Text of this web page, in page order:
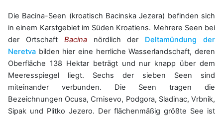
Die Bacina-Seen (kroatisch Bacinska Jezera) befinden sich
in einem Karstgebiet im Süden Kroatiens. Mehrere Seen bei
der Ortschaft Bacinanördlich der Deltamündung der
Neretva bilden hier eine herrliche Wasserlandschaft, deren
Oberfläche 138 Hektar beträgt und nur knapp über dem
Meeresspiegel liegt. Sechs der sieben Seen sind
miteinander verbunden. Die Seen tragen die
Bezeichnungen Ocusa, Crnisevo, Podgora, Sladinac, Vrbnik,
Sipak und Plitko Jezero. Der flächenmäßig größte See ist